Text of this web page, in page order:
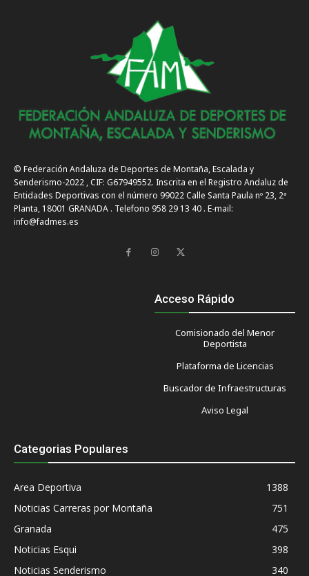
© Federación Andaluza de Deportes de Montaña, Escalada y
Senderismo-2022 , CIF: G67949552. Inscrita en el Registro Andaluz de
Entidades Deportivas con el número 99022 Calle Santa Paula nº 23, 2ª
Planta, 18001 GRANADA . Telefono 958 29 13 40 . E-mail:
info@fadmes.es
Acceso Rápido
Comisionado del Menor
Deportista
Plataforma de Licencias
Buscador de Infraestructuras
Aviso Legal
Categorias Populares
Area Deportiva
1388
Noticias Carreras por Montaña
751
Granada
475
Noticias Esqui
398
Noticias Senderismo
340